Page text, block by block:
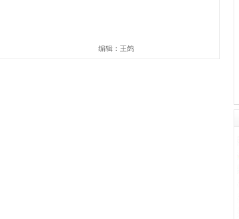
编辑：王鸽